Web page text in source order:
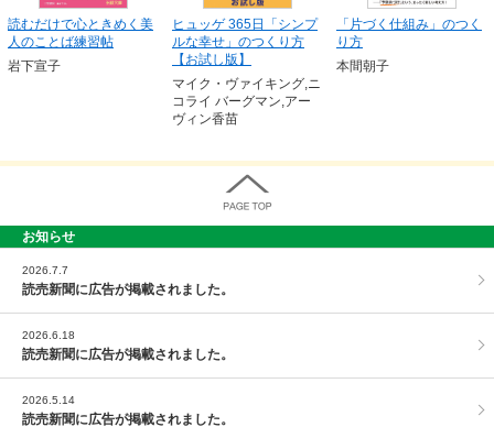
読むだけで心ときめく美
人のことば練習帖
岩下宣子
ヒュッゲ 365日「シンプ
ルな幸せ」のつくり方
【お試し版】
マイク・ヴァイキング,ニ
コライ バーグマン,アー
ヴィン香苗
「片づく仕組み」のつく
り方
本間朝子
お知らせ
2026.7.7
読売新聞に広告が掲載されました。
2026.6.18
読売新聞に広告が掲載されました。
2026.5.14
読売新聞に広告が掲載されました。
PAGE TOP